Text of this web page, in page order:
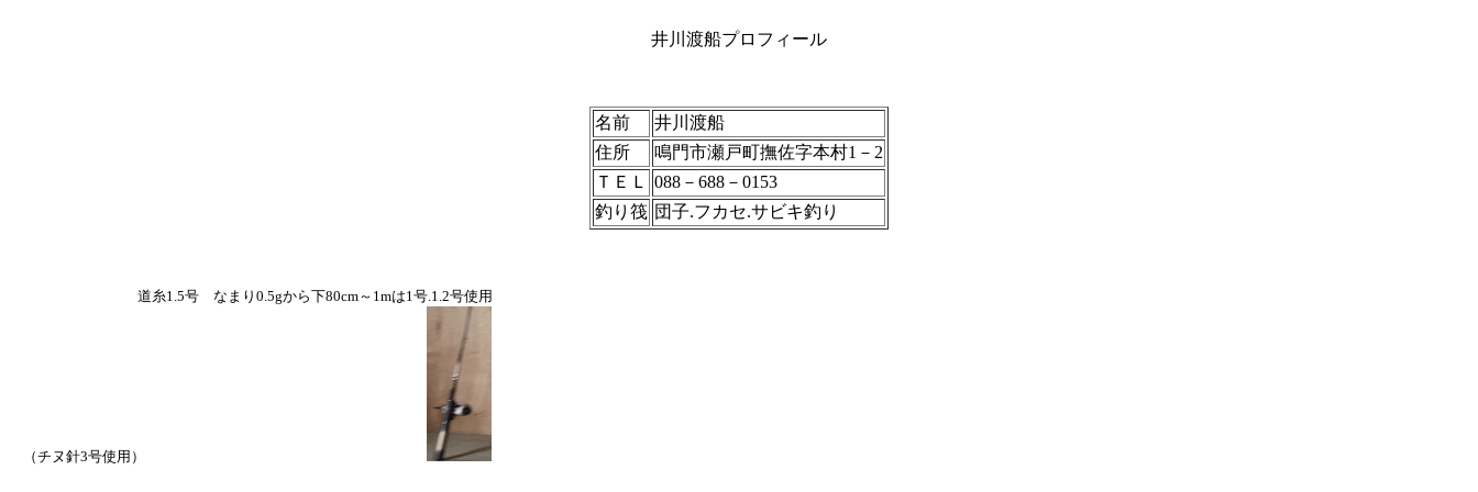
井川渡船プロフィール
名前
井川渡船
住所
鳴門市瀬戸町撫佐字本村1－2
ＴＥＬ
088－688－0153
釣り筏 団子.フカセ.サビキ釣り
道糸1.5号 なまり0.5gから下80cm～1mは1号.1.2号使用
（チヌ針3号使用）